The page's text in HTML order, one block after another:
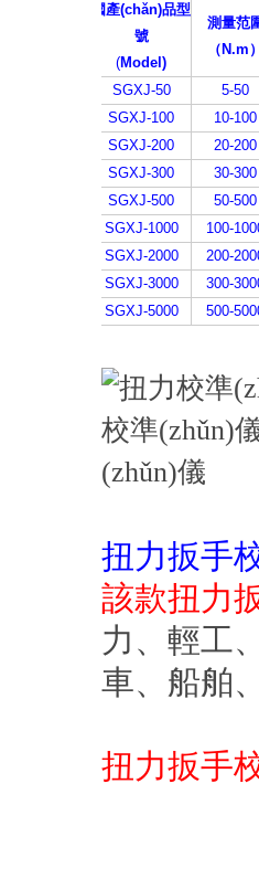
國產(chǎn)品型
號
(Model)
測量范
（N.m
SGXJ-50
5-50
SGXJ-100
10-100
SGXJ-200
20-200
SGXJ-300
30-300
SGXJ-500
50-500
SGXJ-1000
100-
SGXJ-2000
200-
SGXJ-3000
300-
SGXJ-5000
500-
扭力扳手
該款扭力
力、輕工
車、船
扭力扳手